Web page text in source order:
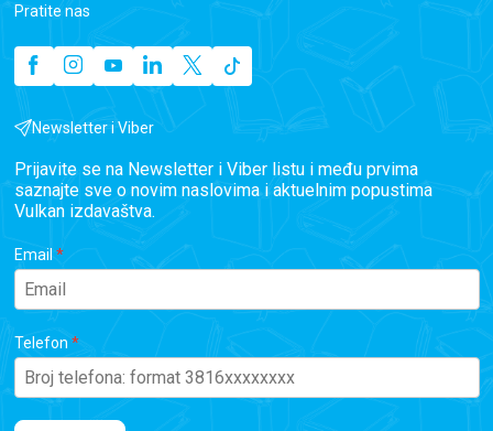
Pratite nas
Newsletter i Viber
Prijavite se na Newsletter i Viber listu i među prvima
saznajte sve o novim naslovima i aktuelnim popustima
Vulkan izdavaštva.
Email
Telefon